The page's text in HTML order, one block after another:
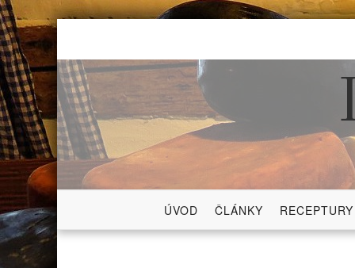
Skip
content
ÚVOD ČLÁNKY RECEPTURY